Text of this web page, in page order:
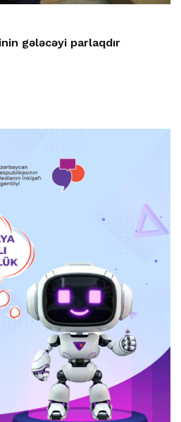
gələcəyi parlaqdır